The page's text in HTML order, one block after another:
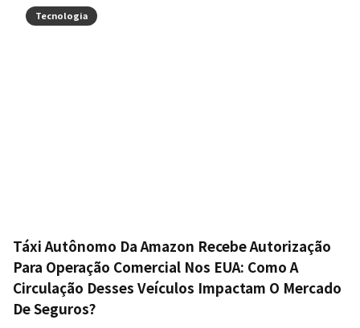
Tecnologia
Táxi Autônomo Da Amazon Recebe Autorização
Para Operação Comercial Nos EUA: Como A
Circulação Desses Veículos Impactam O Mercado
De Seguros?